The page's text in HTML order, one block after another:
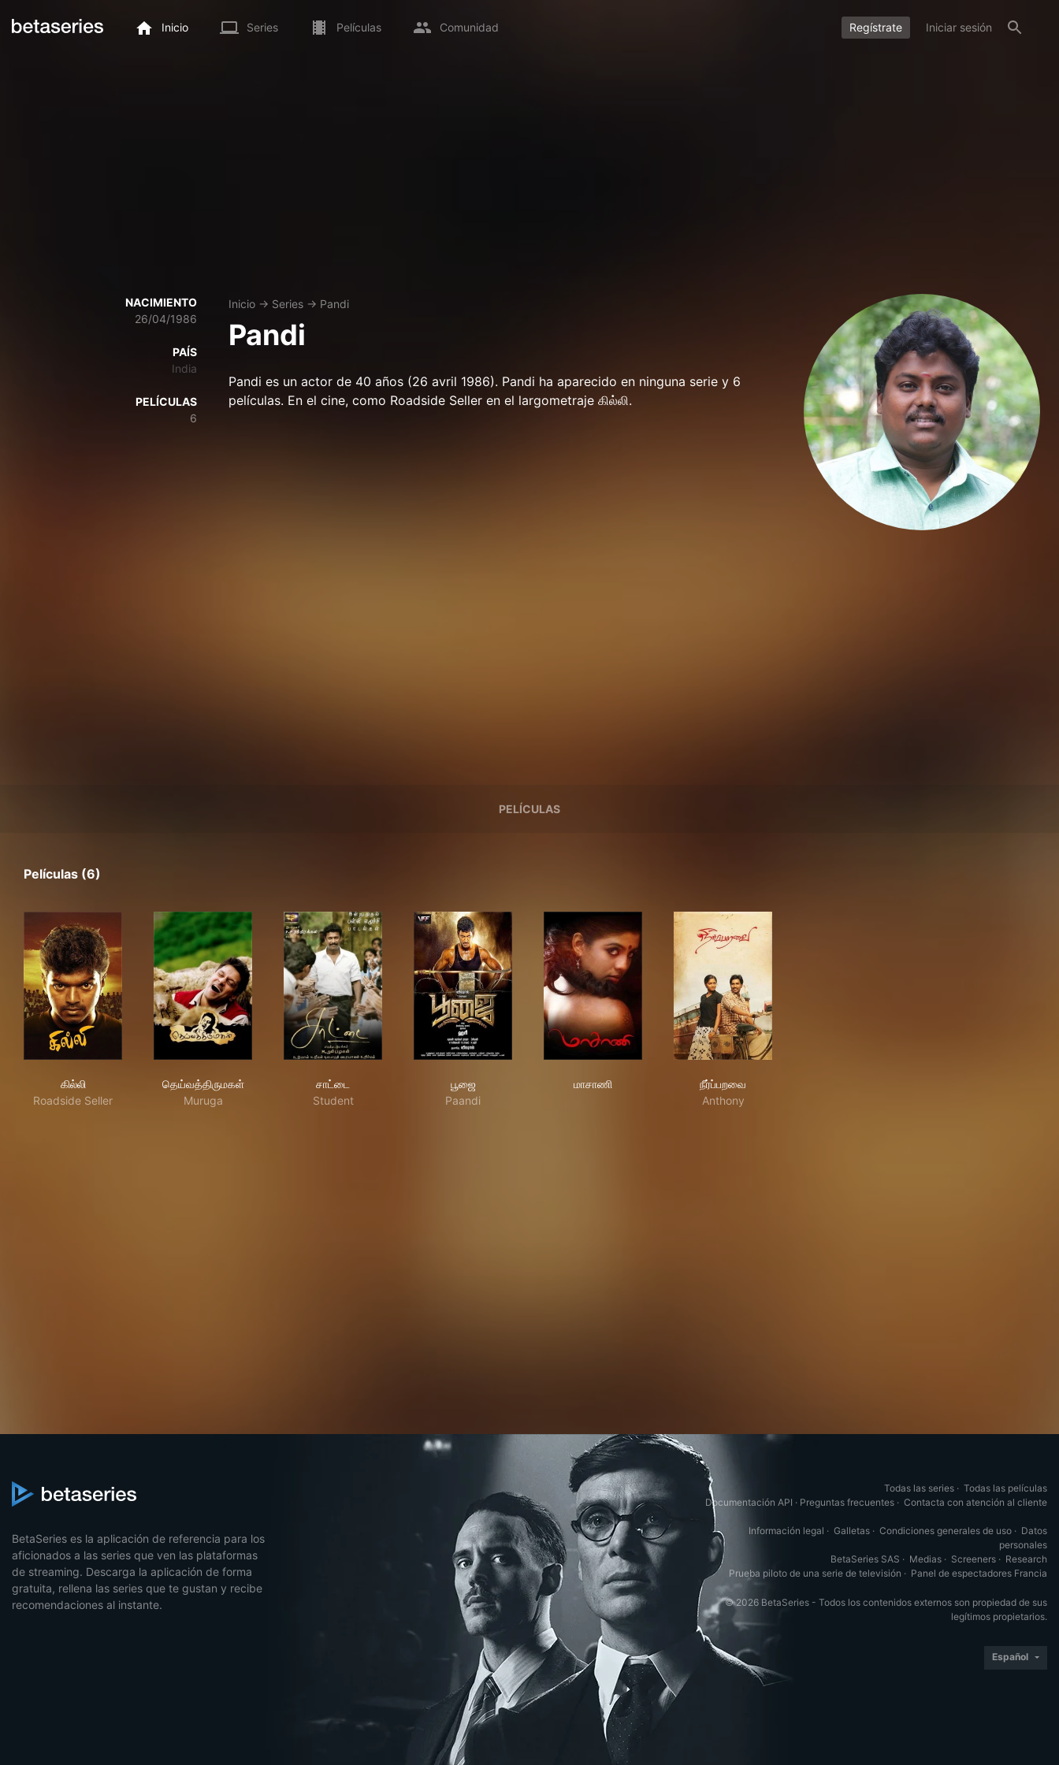
Inicio Series Películas Comunidad Regístrate Iniciar sesión
NACIMIENTO
26/04/1986
PAÍS
India
PELÍCULAS
6
Inicio → Series → Pandi
Pandi
Pandi es un actor de 40 años (26 avril 1986). Pandi ha aparecido en ninguna serie y 6
películas. En el cine, como Roadside Seller en el largometraje கில்லி.
PELÍCULAS
Películas (6)
கில்லி
Roadside Seller
தெய்வத்திருமகள்
Muruga
சாட்டை
Student
பூஜை
Paandi
மாசாணி
நீர்ப்பறவை
Anthony
BetaSeries es la aplicación de referencia para los
aficionados a las series que ven las plataformas
de streaming. Descarga la aplicación de forma
gratuita, rellena las series que te gustan y recibe
recomendaciones al instante.
Todas las series · Todas las películas
Documentación API · Preguntas frecuentes · Contacta con atención al cliente
Información legal · Galletas · Condiciones generales de uso · Datos
personales
BetaSeries SAS · Medias · Screeners · Research
Prueba piloto de una serie de televisión · Panel de espectadores Francia
© 2026 BetaSeries - Todos los contenidos externos son propiedad de sus
legítimos propietarios.
Español